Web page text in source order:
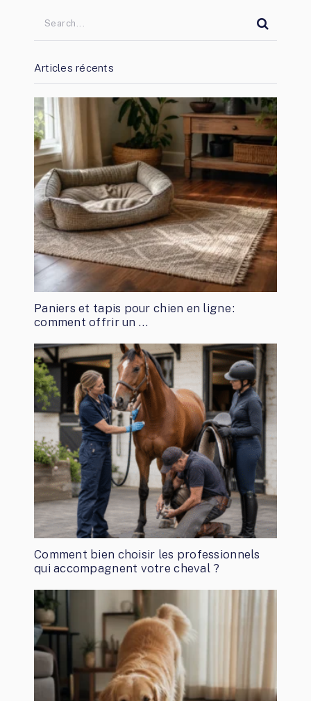
Articles récents
Paniers et tapis pour chien en ligne :
comment offrir un …
Comment bien choisir les professionnels
qui accompagnent votre cheval ?